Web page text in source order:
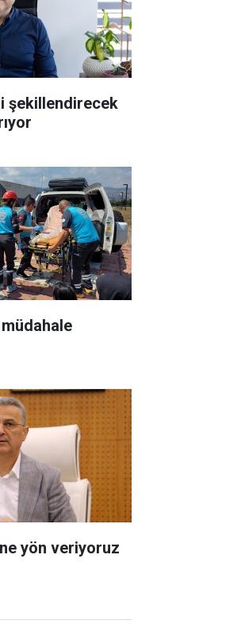
şekillendirecek
yön veriyoruz